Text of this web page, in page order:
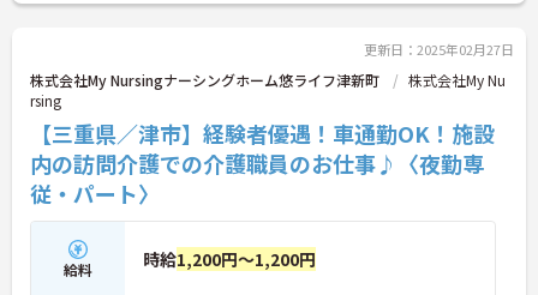
更新日：2025年02月27日
株式会社My Nursingナーシングホーム悠ライフ津新町
株式会社My Nu
rsing
【三重県／津市】経験者優遇！車通勤OK！施設
内の訪問介護での介護職員のお仕事♪〈夜勤専
従・パート〉
給料 時給1,200円～1,200円